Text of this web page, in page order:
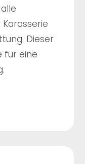
Dieser
für eine